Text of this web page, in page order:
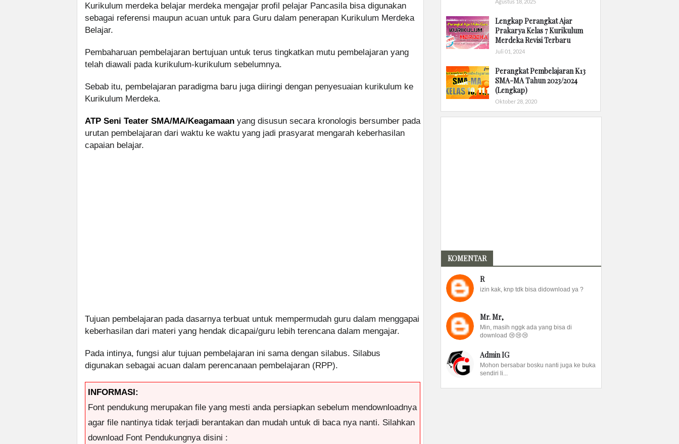
Kurikulum merdeka belajar merdeka mengajar profil pelajar Pancasila bisa digunakan
sebagai referensi maupun acuan untuk para Guru dalam penerapan Kurikulum Merdeka
Belajar.
Pembaharuan pembelajaran bertujuan untuk terus tingkatkan mutu pembelajaran yang
telah diawali pada kurikulum-kurikulum sebelumnya.
Sebab itu, pembelajaran paradigma baru juga diiringi dengan penyesuaian kurikulum ke
Kurikulum Merdeka.
ATP Seni Teater SMA/MA/Keagamaan yang disusun secara kronologis bersumber pada
urutan pembelajaran dari waktu ke waktu yang jadi prasyarat mengarah keberhasilan
capaian belajar.
Tujuan pembelajaran pada dasarnya terbuat untuk mempermudah guru dalam menggapai
keberhasilan dari materi yang hendak dicapai/guru lebih terencana dalam mengajar.
Pada intinya, fungsi alur tujuan pembelajaran ini sama dengan silabus. Silabus
digunakan sebagai acuan dalam perencanaan pembelajaran (RPP).
INFORMASI:
Font pendukung merupakan file yang mesti anda persiapkan sebelum mendownloadnya
agar file nantinya tidak terjadi berantakan dan mudah untuk di baca nya nanti. Silahkan
download Font Pendukungnya disini :
Lengkap Perangkat Ajar
Prakarya Kelas 7 Kurikulum
Merdeka Revisi Terbaru
Juli 01, 2024
Perangkat Pembelajaran K13
SMA-MA Tahun 2023/2024
(Lengkap)
Oktober 28, 2020
KOMENTAR
R
izin kak, knp tdk bisa didownload ya ?
Mr. Mr,
Min, masih nggk ada yang bisa di
download 😢😢😢
Admin IG
Mohon bersabar bosku nanti juga ke buka
sendiri li...